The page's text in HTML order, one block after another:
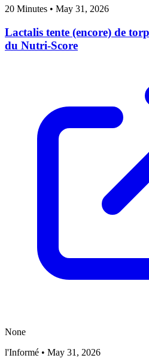
20 Minutes • May 31, 2026
Lactalis tente (encore) de
du Nutri-Score
None
l'Informé • May 31, 2026